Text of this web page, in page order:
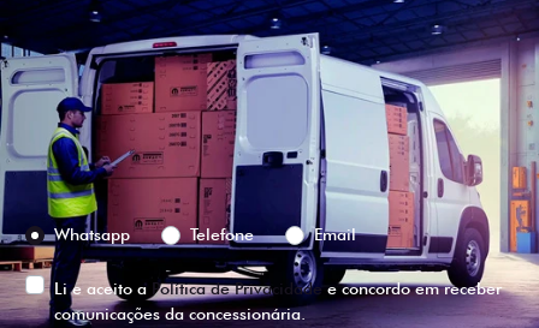
Versão escolhida
Preferência de contato:
Whatsapp
Telefone Email
Li e aceito a Política de Privacidadee concordo em receber
comunicações da concessionária.